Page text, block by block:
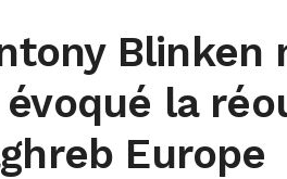
Blinken
la
Europe